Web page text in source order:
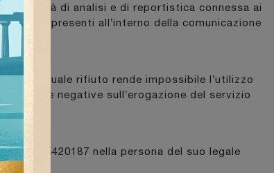
attività di analisi e di reportistica connessa ai
link presenti all’interno della comunicazione
l’eventuale rifiuto rende impossibile l’utilizzo
negative sull’erogazione del servizio
00203420187 nella persona del suo legale